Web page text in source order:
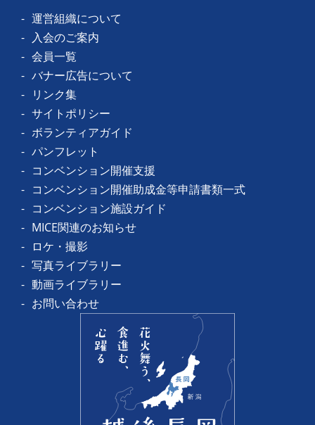
運営組織について
入会のご案内
会員一覧
バナー広告について
リンク集
サイトポリシー
ボランティアガイド
パンフレット
コンベンション開催支援
コンベンション開催助成金等申請書類一式
コンベンション施設ガイド
MICE関連のお知らせ
ロケ・撮影
写真ライブラリー
動画ライブラリー
お問い合わせ